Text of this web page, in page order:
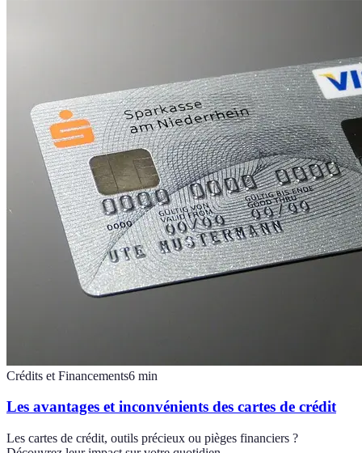
Crédits et Financements6 min
Les avantages et inconvénients des cartes de crédit
Les cartes de crédit, outils précieux ou pièges financiers ?